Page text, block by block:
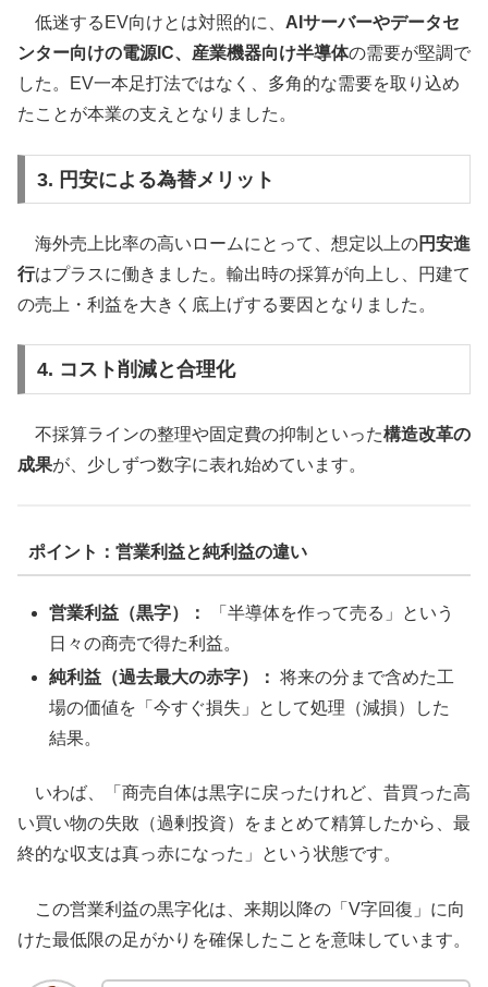
低迷するEV向けとは対照的に、 AIサーバーやデータセ
ンター向けの電源IC、産業機器向け半導体の需要が堅調で
した。EV一本足打法ではなく、多角的な需要を取り込め
たことが本業の支えとなりました。
3. 円安による為替メリット
海外売上比率の高いロームにとって、想定以上の円安進
行はプラスに働きました。輸出時の採算が向上し、円建て
の売上・利益を大きく底上げする要因となりました。
4. コスト削減と合理化
不採算ラインの整理や固定費の抑制といった構造改革の
成果が、少しずつ数字に表れ始めています。
ポイント：営業利益と純利益の違い
営業利益（黒字）：
「半導体を作って売る」という
日々の商売で得た利益。
純利益（過去最大の赤字）： 将来の分まで含めた工
場の価値を「今すぐ損失」として処理（減損）した
結果。
いわば、「商売自体は黒字に戻ったけれど、昔買った高
い買い物の失敗（過剰投資）をまとめて精算したから、最
終的な収支は真っ赤になった」という状態です。
この営業利益の黒字化は、来期以降の「V字回復」に向
けた最低限の足がかりを確保したことを意味しています。